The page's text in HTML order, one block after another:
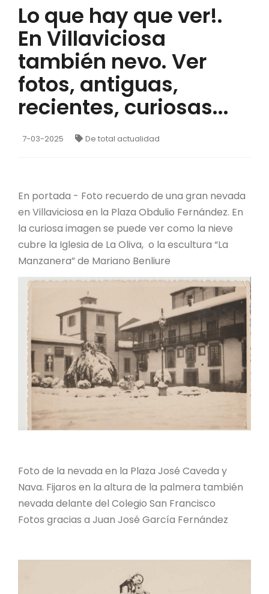
Lo que hay que ver!.
En Villaviciosa
también nevo. Ver
fotos, antiguas,
recientes, curiosas...
7-03-2025 De total actualidad
En portada - Foto recuerdo de una gran nevada
en Villaviciosa en la Plaza Obdulio Fernández. En
la curiosa imagen se puede ver como la nieve
cubre la Iglesia de La Oliva, o la escultura “La
Manzanera” de Mariano Benliure
Foto de la nevada en la Plaza José Caveda y
Nava. Fijaros en la altura de la palmera también
nevada delante del Colegio San Francisco
Fotos gracias a Juan José García Fernández